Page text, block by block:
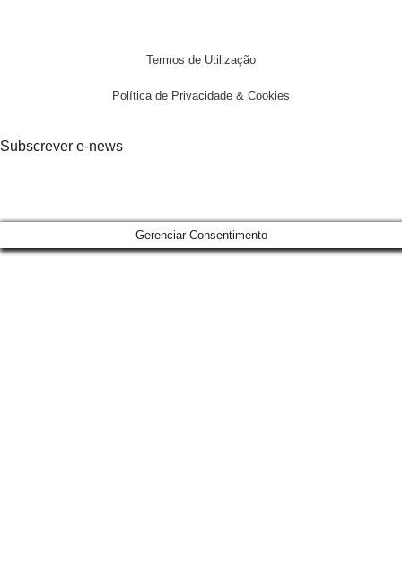
Termos de Utilização
Política de Privacidade & Cookies
Subscrever e-news
Gerenciar Consentimento